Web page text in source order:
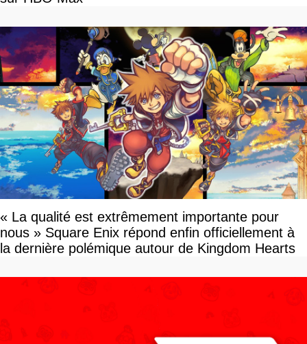
« La qualité est extrêmement importante pour
nous » Square Enix répond enfin officiellement à
la dernière polémique autour de Kingdom Hearts